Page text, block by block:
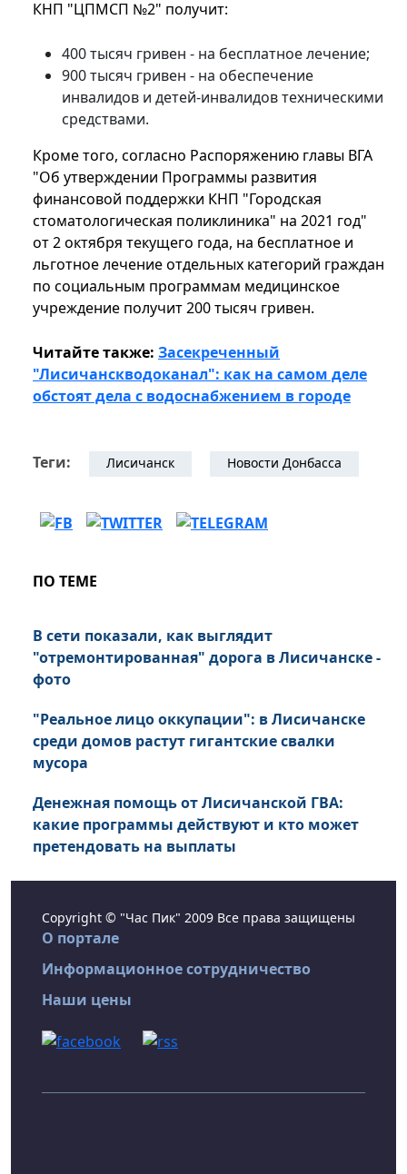
КНП "ЦПМСП №2" получит:
400 тысяч гривен - на бесплатное лечение;
900 тысяч гривен - на обеспечение
инвалидов и детей-инвалидов техническими
средствами.
Кроме того, согласно Распоряжению главы ВГА
"Об утверждении Программы развития
финансовой поддержки КНП "Городская
стоматологическая поликлиника" на 2021 год"
от 2 октября текущего года, на бесплатное и
льготное лечение отдельных категорий граждан
по социальным программам медицинское
учреждение получит 200 тысяч гривен.
Читайте также: Засекреченный
"Лисичанскводоканал": как на самом деле
обстоят дела с водоснабжением в городе
Теги: Лисичанск Новости Донбасса
ПО ТЕМЕ
В сети показали, как выглядит
"отремонтированная" дорога в Лисичанске -
фото
"Реальное лицо оккупации": в Лисичанске
среди домов растут гигантские свалки
мусора
Денежная помощь от Лисичанской ГВА:
какие программы действуют и кто может
претендовать на выплаты
Copyright © "Час Пик" 2009 Все права защищены
О портале
Информационное сотрудничество
Наши цены